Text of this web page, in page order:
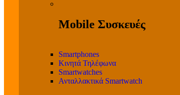
Mobile Συσκευές
Smartphones
Κινητά Τηλέφωνα
Smartwatches
Ανταλλακτικά Smartwatch